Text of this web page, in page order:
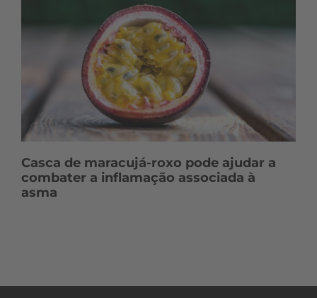
Casca de maracujá-roxo pode ajudar a
combater a inflamação associada à
asma